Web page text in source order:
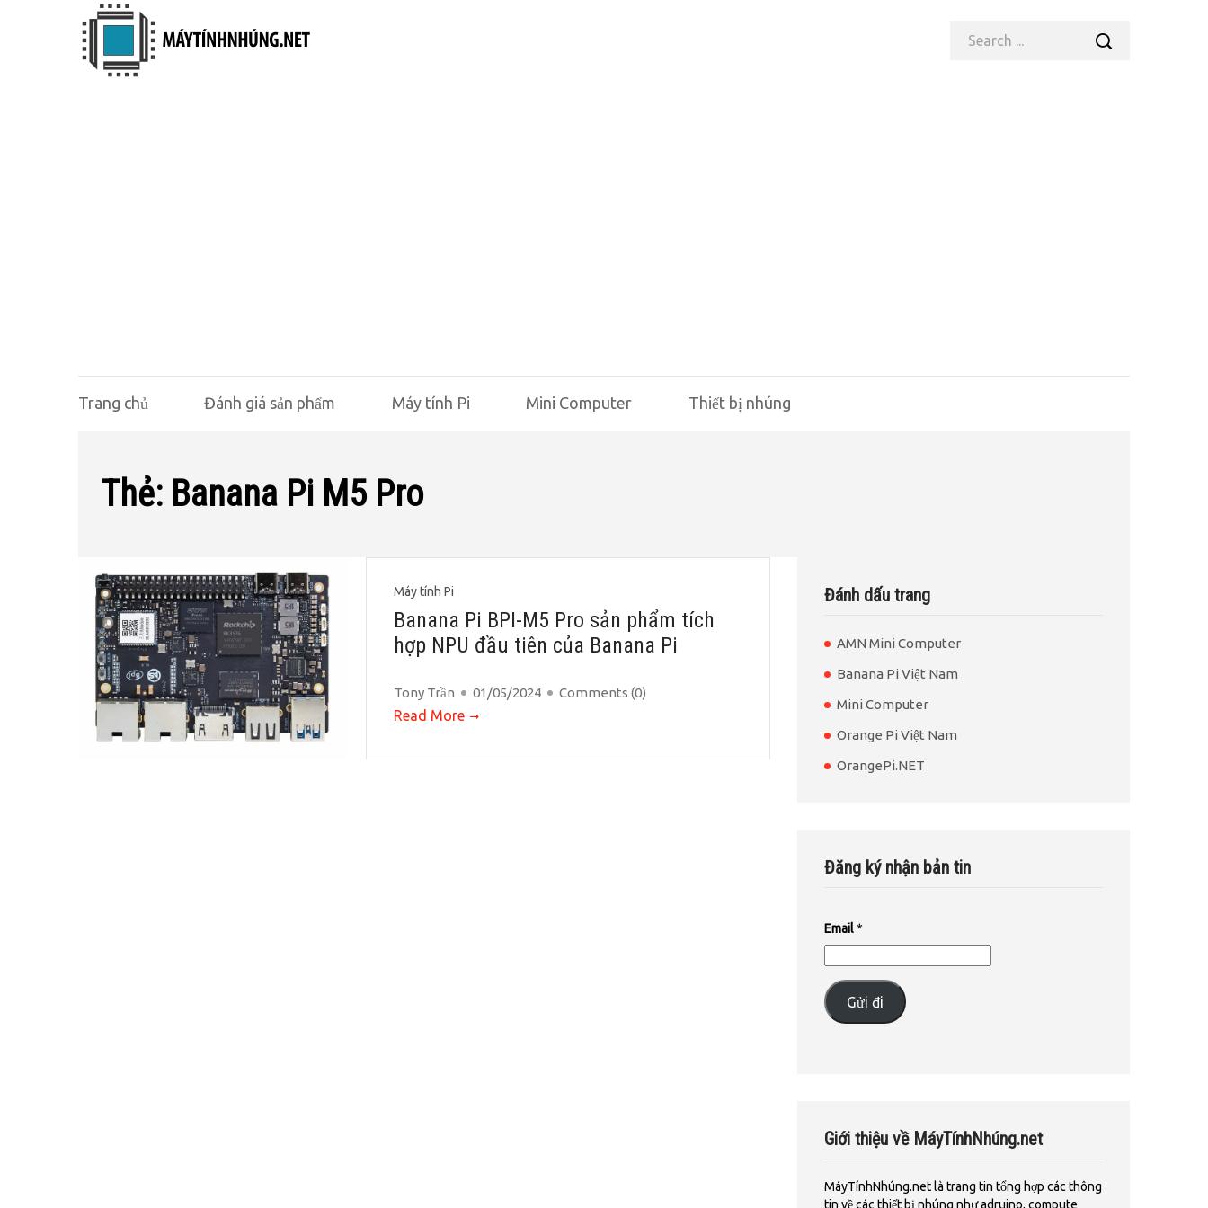
Trang chủ Đánh giá sản phẩm Máy tính Pi Mini Computer Thiết bị nhúng
Thẻ: Banana Pi M5 Pro
Máy tính Pi
Banana Pi BPI-M5 Pro sản phẩm tích
hợp NPU đầu tiên của Banana Pi
Tony Trần 01/05/2024 Comments (0)
Read More
Đánh dấu trang
AMN Mini Computer
Banana Pi Việt Nam
Mini Computer
Orange Pi Việt Nam
OrangePi.NET
Đăng ký nhận bản tin
Email*
Gửi đi
Giới thiệu về MáyTínhNhúng.net
MáyTínhNhúng.net là trang tin tổng hợp các thông
tin về các thiết bị nhúng như adruino, compute